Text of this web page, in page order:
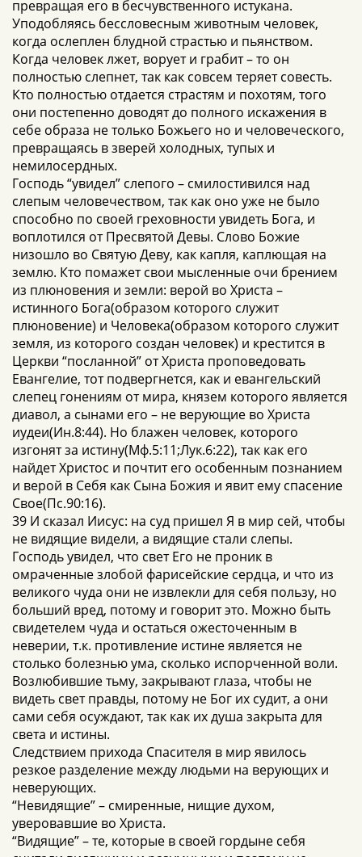
превращая его в бесчувственного истукана.
Уподобляясь бессловесным животным человек,
когда ослеплен блудной страстью и пьянством.
Когда человек лжет, ворует и грабит – то он
полностью слепнет, так как совсем теряет совесть.
Кто полностью отдается страстям и похотям, того
они постепенно доводят до полного искажения в
себе образа не только Божьего но и человеческого,
превращаясь в зверей холодных, тупых и
немилосердных.
Господь “увидел” слепого – смилостивился над
слепым человечеством, так как оно уже не было
способно по своей греховности увидеть Бога, и
воплотился от Пресвятой Девы. Слово Божие
низошло во Святую Деву, как капля, каплющая на
землю. Кто помажет свои мысленные очи брением
из плюновения и земли: верой во Христа –
истинного Бога(образом которого служит
плюновение) и Человека(образом которого служит
земля, из которого создан человек) и крестится в
Церкви “посланной” от Христа проповедовать
Евангелие, тот подвергнется, как и евангельский
слепец гонениям от мира, князем которого является
диавол, а сынами его – не верующие во Христа
иудеи(Ин.8:44). Но блажен человек, которого
изгонят за истину(Мф.5:11;Лук.6:22), так как его
найдет Христос и почтит его особенным познанием
и верой в Себя как Сына Божия и явит ему спасение
Свое(Пс.90:16).
39 И сказал Иисус: на суд пришел Я в мир сей, чтобы
не видящие видели, а видящие стали слепы.
Господь увидел, что свет Его не проник в
омраченные злобой фарисейские сердца, и что из
великого чуда они не извлекли для себя пользу, но
больший вред, потому и говорит это. Можно быть
свидетелем чуда и остаться ожесточенным в
неверии, т.к. противление истине является не
столько болезнью ума, сколько испорченной воли.
Возлюбившие тьму, закрывают глаза, чтобы не
видеть свет правды, потому не Бог их судит, а они
сами себя осуждают, так как их душа закрыта для
света и истины.
Следствием прихода Спасителя в мир явилось
резкое разделение между людьми на верующих и
неверующих.
“Невидящие” – смиренные, нищие духом,
уверовавшие во Христа.
“Видящие” – те, которые в своей гордыне себя